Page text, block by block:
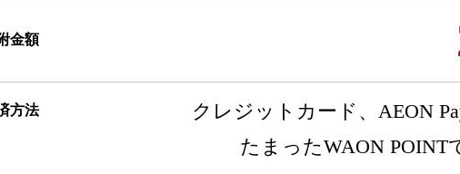
金額
方法
クレジットカード、AEON
たまったWAON POINT